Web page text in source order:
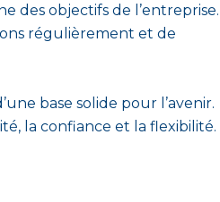
des objectifs de l’entreprise.
régulièrement et de
base solide pour l’avenir.
la confiance et la flexibilité.